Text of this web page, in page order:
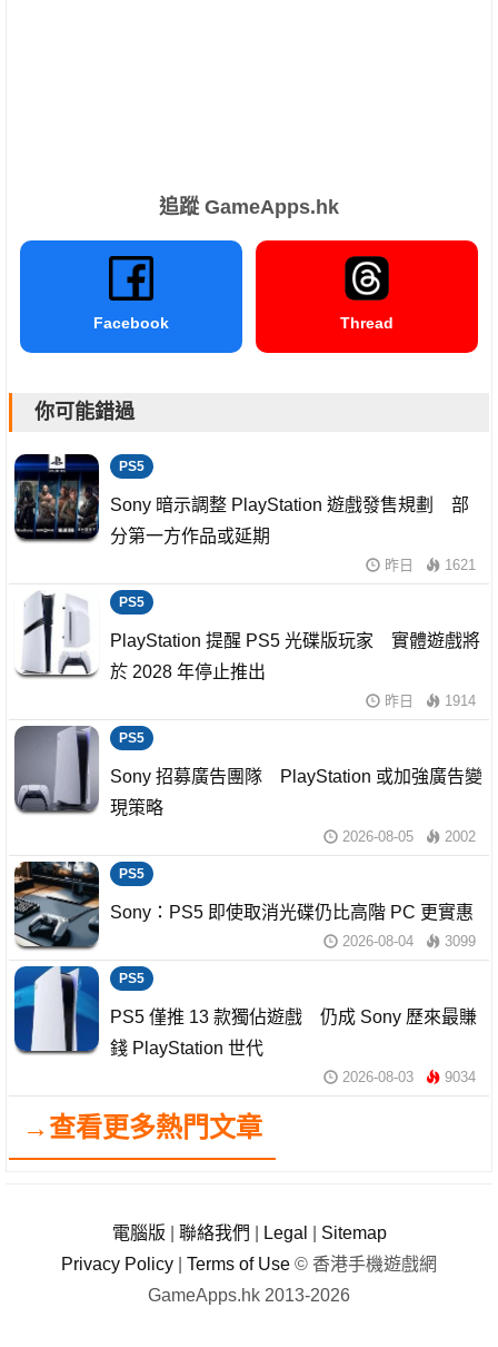
追蹤 GameApps.hk
Facebook Thread
你可能錯過
PS5
Sony 暗示調整 PlayStation 遊戲發售規劃 部
分第一方作品或延期
昨日 1621
PS5
PlayStation 提醒 PS5 光碟版玩家 實體遊戲將
於 2028 年停止推出
昨日 1914
PS5
Sony 招募廣告團隊 PlayStation 或加強廣告變
現策略
2026-08-05 2002
PS5
Sony：PS5 即使取消光碟仍比高階 PC 更實惠
2026-08-04 3099
PS5
PS5 僅推 13 款獨佔遊戲 仍成 Sony 歷來最賺
錢 PlayStation 世代
2026-08-03 9034
→查看更多熱門文章
電腦版 聯絡我們 Legal
Sitemap
Privacy Policy
Terms of Use © 香港手機遊戲網
GameApps.hk 2013-2026